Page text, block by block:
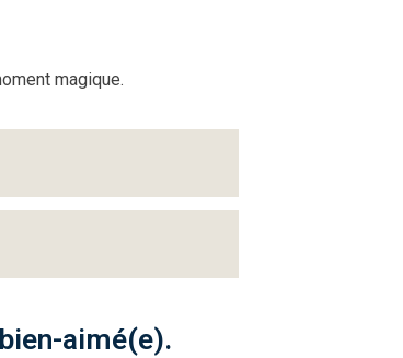
magique.
aimé(e).